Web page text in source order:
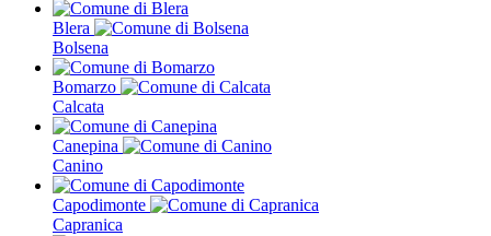
Blera
Bolsena
Bomarzo
Calcata
Canepina
Canino
Capodimonte
Capranica